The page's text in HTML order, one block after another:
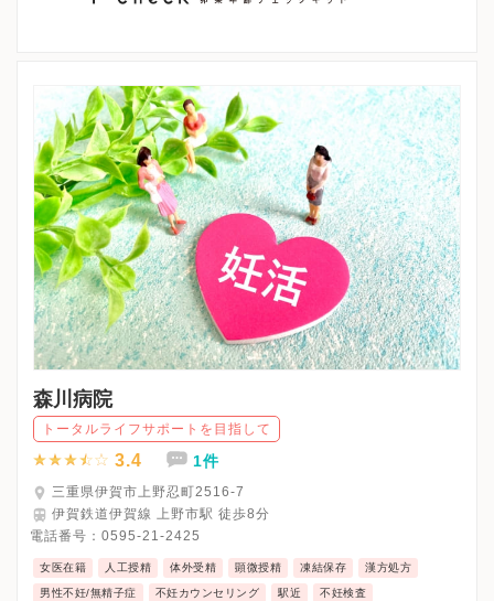
森川病院
トータルライフサポートを目指して
3.4 1件
三重県伊賀市上野忍町2516-7
伊賀鉄道伊賀線 上野市駅 徒歩8分
電話番号： 0595-21-2425
女医在籍 人工授精 体外受精 顕微授精 凍結保存 漢方処方
男性不妊/無精子症 不妊カウンセリング 駅近 不妊検査